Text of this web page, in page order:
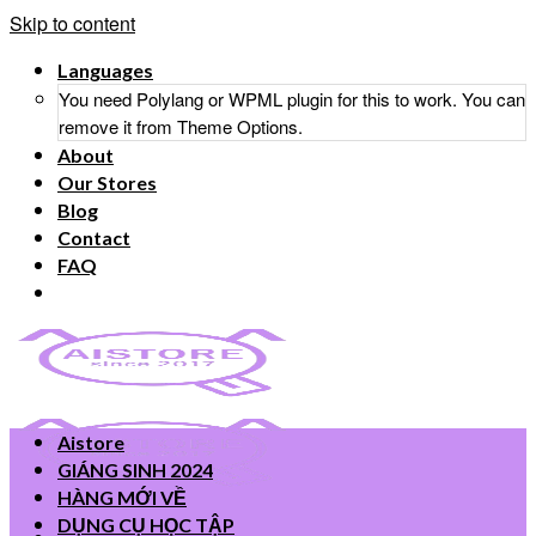
Skip to content
Languages
You need Polylang or WPML plugin for this to work. You can
remove it from Theme Options.
About
Our Stores
Blog
Contact
FAQ
Aistore
GIÁNG SINH 2024
HÀNG MỚI VỀ
DỤNG CỤ HỌC TẬP